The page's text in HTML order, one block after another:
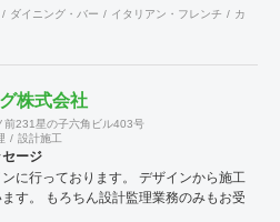
ので、困った事が有ったら先ずは当社
ダイニング・バー イタリアン・フレンチ カフェ
株式会社
前231星の子六角ビル403号
設計施工
ージ
に行っております。 デザインから施工
す。 もろちん設計監理業務のみもお受